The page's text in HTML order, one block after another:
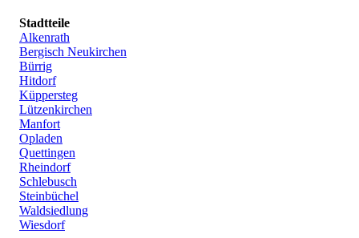
Stadtteile
Alkenrath
Bergisch Neukirchen
Bürrig
Hitdorf
Küppersteg
Lützenkirchen
Manfort
Opladen
Quettingen
Rheindorf
Schlebusch
Steinbüchel
Waldsiedlung
Wiesdorf